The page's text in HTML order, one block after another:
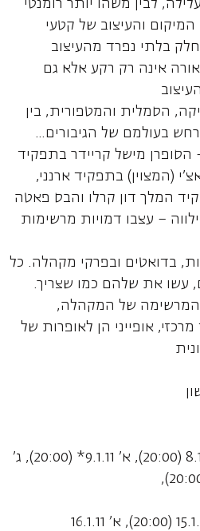
לבין משהו יותר רומנטי
המיקום והעיצוב של קטעי
בלתי נפרד מהעיצוב
אינה רק רקע אלא גם
הסמלית והמטפורית, בין
בעולמם של הגיבורים…
הסופרן מישל קריידר בתפקיד
(המצוין) בתפקיד ארנני,
המלך דון קרלו והבס פאטה
– עצבו דמויות מרשימות
בדואטים ובפרקי מקהלה. כל
עשו את שלהם כמו שצריך.
המרשימה של המקהלה,
אופייני הן לאופרות של
ו' 7.1.11 (13:00), מוצ"ש 8.1.11 (20:00), א' 9.1.11* (20:00), ג'
ו' 14.1.11 (13:00), מוצ"ש 15.1.11 (20:00), א' 16.1.11